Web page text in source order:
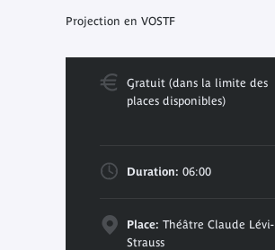
Projection en VOSTF
Gratuit (dans la limite des
places disponibles)
Duration: 06:00
Place: Théâtre Claude Lévi-
Strauss